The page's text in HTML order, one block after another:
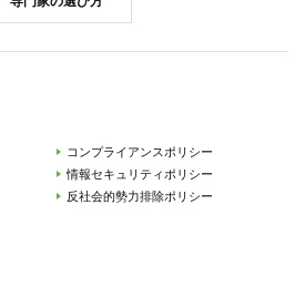
コンプライアンスポリシー
情報セキュリティポリシー
反社会的勢力排除ポリシー